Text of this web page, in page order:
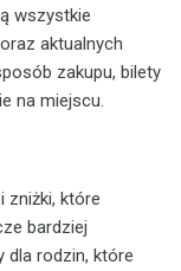
wszystkie
aktualnych
zakupu, bilety
na miejscu.
zniżki, które
bardziej
dla rodzin, które